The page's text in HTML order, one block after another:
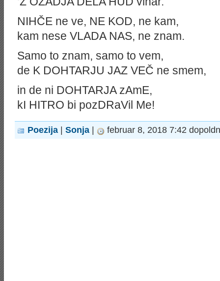
NIHČE ne ve, NE KOD, ne kam,
kam nese VLADA NAS, ne znam.
Samo to znam, samo to vem,
de K DOHTARJU JAZ VEČ ne smem,
in de ni DOHTARJA zAmE,
kI HITRO bi pozDRaVil Me!
Poezija Sonja februar 8, 2018 7:42